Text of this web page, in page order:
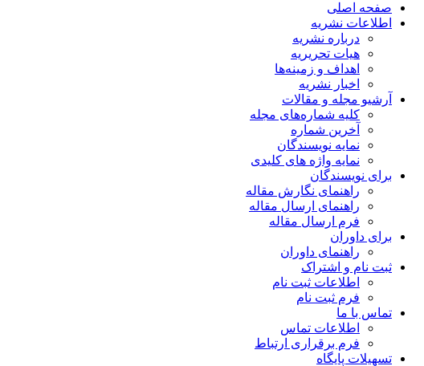
صفحه اصلی
اطلاعات نشریه
درباره نشریه
هیات تحریریه
اهداف و زمینه‌ها
اخبار نشریه
آرشیو مجله و مقالات
کلیه شماره‌های مجله
آخرین شماره
نمایه نویسندگان
نمایه واژه های کلیدی
برای نویسندگان
راهنمای نگارش مقاله
راهنمای ارسال مقاله
فرم ارسال مقاله
برای داوران
راهنمای داوران
ثبت نام و اشتراک
اطلاعات ثبت نام
فرم ثبت نام
تماس با ما
اطلاعات تماس
فرم برقراری ارتباط
تسهیلات پایگاه